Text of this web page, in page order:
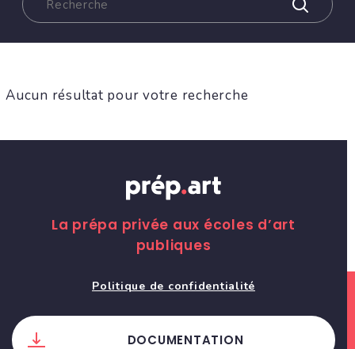
Aucun résultat pour votre recherche
La prépa privée aux écoles d’art
publiques
Politique de confidentialité
DOCUMENTATION